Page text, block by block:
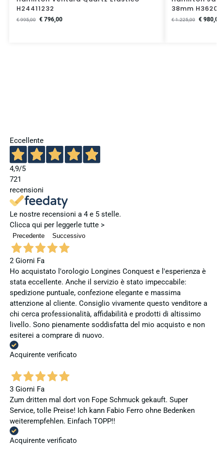
H24411232
€995,00 €796,00
38mm
€1.225,00 €
Eccellente
4,9/5
721
recensioni
Le nostre recensioni a 4 e 5 stelle.
Clicca qui per leggerle tutte >
Precedente Successivo
2 Giorni Fa
Ho acquistato l'orologio Longines Conquest e l'esperienza è
stata eccellente. Anche il servizio è stato impeccabile:
spedizione puntuale, confezione elegante e massima
attenzione al cliente. Consiglio vivamente questo venditore a
chi cerca professionalità, affidabilità e prodotti di altissimo
livello. Sono pienamente soddisfatta del mio acquisto e non
esiterei a comprare di nuovo.
Acquirente verificato
3 Giorni Fa
Zum dritten mal dort von Fope Schmuck gekauft. Super
Service, tolle Preise! Ich kann Fabio Ferro ohne Bedenken
weiterempfehlen. Einfach TOPP!!
Acquirente verificato